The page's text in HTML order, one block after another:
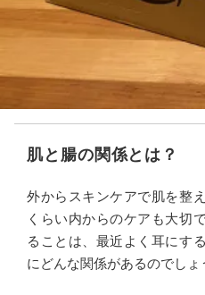
肌と腸の関係とは？
外からスキンケアで肌を整
くらい内からのケアも大切
ることは、最近よく耳にす
にどんな関係があるのでしょ